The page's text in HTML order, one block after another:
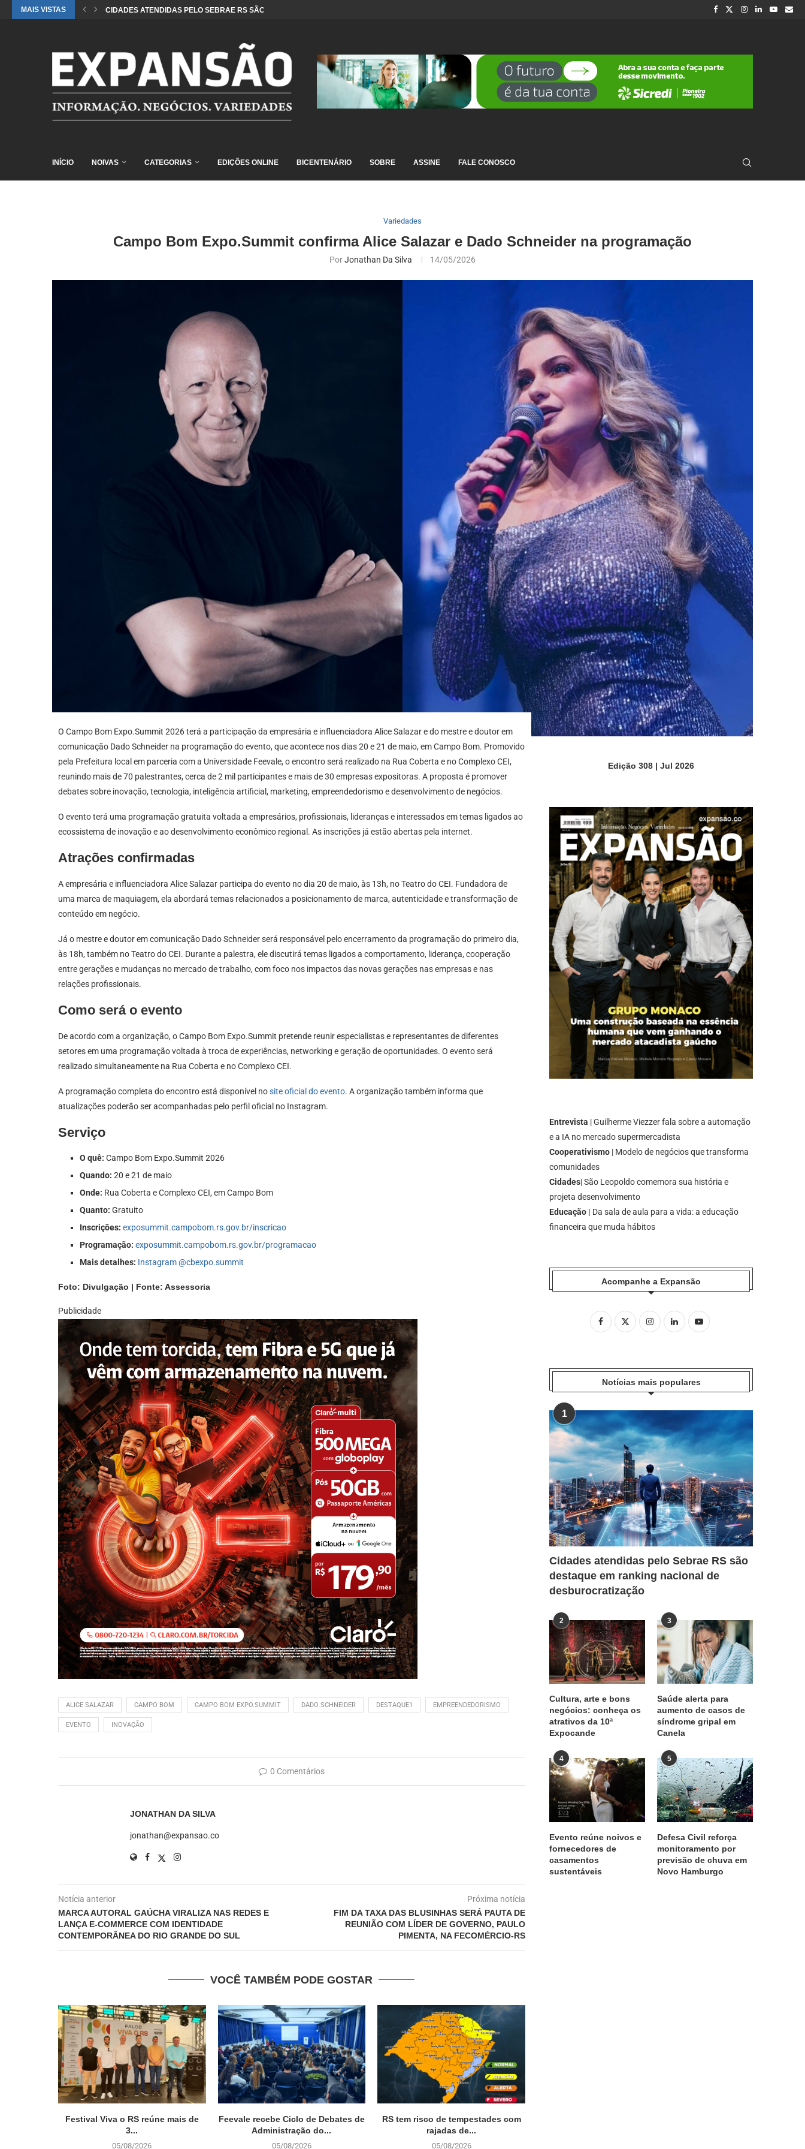
MAIS VISTAS CIDADES ATENDIDAS PELO SEBRAE RS SÃO DESTAQUE EM RANKING NACIONAL...
INÍCIO NOIVAS CATEGORIAS EDIÇÕES ONLINE BICENTENÁRIO SOBRE ASSINE FALE CONOSCO
Variedades
Campo Bom Expo.Summit confirma Alice Salazar e Dado Schneider na programação
PorJonathan Da Silva 14/05/2026
O Campo Bom Expo.Summit 2026 terá a participação da empresária e influenciadora Alice Salazar e do mestre e doutor em
comunicação Dado Schneider na programação do evento, que acontece nos dias 20 e 21 de maio, em Campo Bom. Promovido
pela Prefeitura local em parceria com a Universidade Feevale, o encontro será realizado na Rua Coberta e no Complexo CEI,
reunindo mais de 70 palestrantes, cerca de 2 mil participantes e mais de 30 empresas expositoras. A proposta é promover
debates sobre inovação, tecnologia, inteligência artificial, marketing, empreendedorismo e desenvolvimento de negócios.
O evento terá uma programação gratuita voltada a empresários, profissionais, lideranças e interessados em temas ligados ao
ecossistema de inovação e ao desenvolvimento econômico regional. As inscrições já estão abertas pela internet.
Atrações confirmadas
A empresária e influenciadora Alice Salazar participa do evento no dia 20 de maio, às 13h, no Teatro do CEI. Fundadora de
uma marca de maquiagem, ela abordará temas relacionados a posicionamento de marca, autenticidade e transformação de
conteúdo em negócio.
Já o mestre e doutor em comunicação Dado Schneider será responsável pelo encerramento da programação do primeiro dia,
às 18h, também no Teatro do CEI. Durante a palestra, ele discutirá temas ligados a comportamento, liderança, cooperação
entre gerações e mudanças no mercado de trabalho, com foco nos impactos das novas gerações nas empresas e nas
relações profissionais.
Como será o evento
De acordo com a organização, o Campo Bom Expo.Summit pretende reunir especialistas e representantes de diferentes
setores em uma programação voltada à troca de experiências, networking e geração de oportunidades. O evento será
realizado simultaneamente na Rua Coberta e no Complexo CEI.
A programação completa do encontro está disponível nosite oficial do evento. A organização também informa que
atualizações poderão ser acompanhadas pelo perfil oficial no Instagram.
Serviço
O quê: Campo Bom Expo.Summit 2026
Quando: 20 e 21 de maio
Onde: Rua Coberta e Complexo CEI, em Campo Bom
Quanto: Gratuito
Inscrições: exposummit.campobom.rs.gov.br/inscricao
Programação: exposummit.campobom.rs.gov.br/programacao
Mais detalhes: Instagram @cbexpo.summit
Foto: Divulgação | Fonte: Assessoria
Publicidade
ALICE SALAZAR CAMPO BOM CAMPO BOM EXPO.SUMMIT DADO SCHNEIDER DESTAQUE1 EMPREENDEDORISMO
EVENTO INOVAÇÃO
0 Comentários
JONATHAN DA SILVA
jonathan@expansao.co
Notícia anterior
MARCA AUTORAL GAÚCHA VIRALIZA NAS REDES E
LANÇA E-COMMERCE COM IDENTIDADE
CONTEMPORÂNEA DO RIO GRANDE DO SUL
Próxima notícia
FIM DA TAXA DAS BLUSINHAS SERÁ PAUTA DE
REUNIÃO COM LÍDER DE GOVERNO, PAULO
PIMENTA, NA FECOMÉRCIO-RS
VOCÊ TAMBÉM PODE GOSTAR
Festival Viva o RS reúne mais de
3...
05/08/2026
Feevale recebe Ciclo de Debates de
Administração do...
05/08/2026
RS tem risco de tempestades com
rajadas de...
05/08/2026
Edição 308 | Jul 2026
Entrevista | Guilherme Viezzer fala sobre a automação
e a IA no mercado supermercadista
Cooperativismo | Modelo de negócios que transforma
comunidades
Cidades| São Leopoldo comemora sua história e
projeta desenvolvimento
Educação | Da sala de aula para a vida: a educação
financeira que muda hábitos
Acompanhe a Expansão
Notícias mais populares
1
Cidades atendidas pelo Sebrae RS são
destaque em ranking nacional de
desburocratização
2
Cultura, arte e bons
negócios: conheça os
atrativos da 10ª
Expocande
3
Saúde alerta para
aumento de casos de
síndrome gripal em
Canela
4
Evento reúne noivos e
fornecedores de
casamentos
sustentáveis
5
Defesa Civil reforça
monitoramento por
previsão de chuva em
Novo Hamburgo